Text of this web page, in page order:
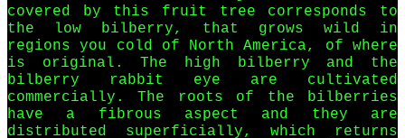
covered by this fruit tree corresponds to
the low bilberry, that grows wild in
regions you cold of North America, of where
is original. The high bilberry and the
bilberry rabbit eye are cultivated
commercially. The roots of the bilberries
have a fibrous aspect and they are
distributed superficially, which returns